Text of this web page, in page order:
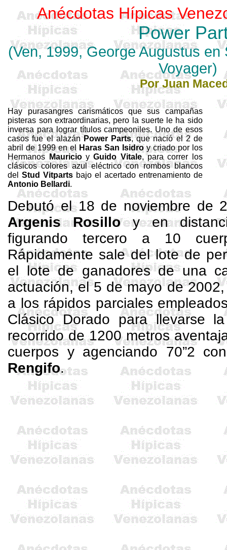
Anécdotas Hípicas
Power
(Ven, 1999,George Augustus en
Voyager)
Por Juan
Hay purasangres carismáticos que sus campañas
pisteras son extraordinarias, pero la suerte le ha sido
inversa para lograr títuloscampeoniles. Uno de esos
casos fue el alazánPower Parts, que nació el 2 de
abril de 1999 en elHaras San Isidroy criado por los
HermanosMauricioyGuidoVitale, para correr los
clásicos colores azul eléctrico con rombos blancos
delStud Vitparts bajo el acertado entrenamiento de
Antonio Bellardi.
Debutó el 18 de noviembre de
ArgenisRosilloy en
figurando tercero a 10
Rápidamente sale del lote de
el lote de ganadores de una
actuación, el 5 de mayo de
a los rápidos parciales
Clásico Dorado para llevarse
recorrido de1200 metros
cuerpos y agenciando 70”2
Rengifo.